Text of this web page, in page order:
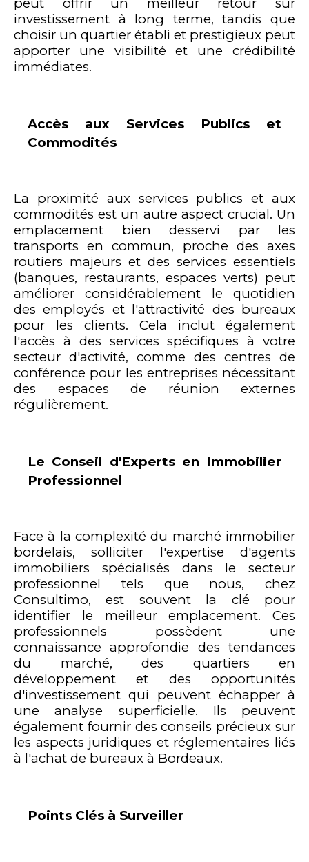
investissement à long terme, tandis que
choisir un quartier établi et prestigieux peut
apporter une visibilité et une crédibilité
immédiates.
Accès aux Services Publics et
Commodités
La proximité aux services publics et aux
commodités est un autre aspect crucial. Un
emplacement bien desservi par les
transports en commun, proche des axes
routiers majeurs et des services essentiels
(banques, restaurants, espaces verts) peut
améliorer considérablement le quotidien
des employés et l'attractivité des bureaux
pour les clients. Cela inclut également
l'accès à des services spécifiques à votre
secteur d'activité, comme des centres de
conférence pour les entreprises nécessitant
des espaces de réunion externes
régulièrement.
Le Conseil d'Experts en Immobilier
Professionnel
Face à la complexité du marché immobilier
bordelais, solliciter l'expertise d'agents
immobiliers spécialisés dans le secteur
professionnel tels que nous, chez
Consultimo, est souvent la clé pour
identifier le meilleur emplacement. Ces
professionnels possèdent une
connaissance approfondie des tendances
du marché, des quartiers en
développement et des opportunités
d'investissement qui peuvent échapper à
une analyse superficielle. Ils peuvent
également fournir des conseils précieux sur
les aspects juridiques et réglementaires liés
à l'achat de bureaux à Bordeaux.
Points Clés à Surveiller